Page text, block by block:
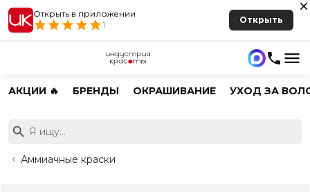
Открыть в приложении
1
Открыть
АКЦИИ 🔥 БРЕНДЫ ОКРАШИВАНИЕ УХОД ЗА
Аммиачные краски